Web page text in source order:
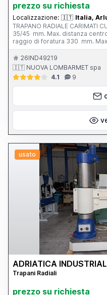
prezzo su richiesta
Localizzazione: 🇮🇹 Italia,
TRAPANO RADIALE CARIMATI
35/45 mm. Max. distanza
raggio di foratura 330 mm.
distanza naso mandrino/
mandrino/basamento 1.355
mandrino 250 mm. Velocita’
motore mandrino 3,5 hp. Ø
kg.
26IND49219
🇮🇹 NUOVA LOMBARMET spa
4.1
9
usato
ADRIATICA
Trapani Radiali
prezzo su richiesta